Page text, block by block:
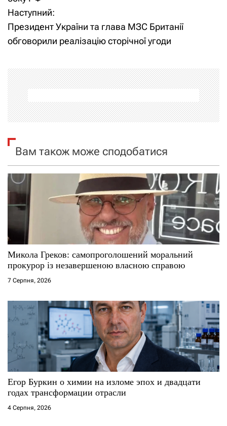
і
г
а
ц
і
а
с
і
в
Наступний:
Президент України та глава МЗС Британії
обговорили реалізацію сторічної угоди
Вам також може сподобатися
Микола Греков: самопроголошений моральний
прокурор із незавершеною власною справою
7 Серпня, 2026
Егор Буркин о химии на изломе эпох и двадцати
годах трансформации отрасли
4 Серпня, 2026